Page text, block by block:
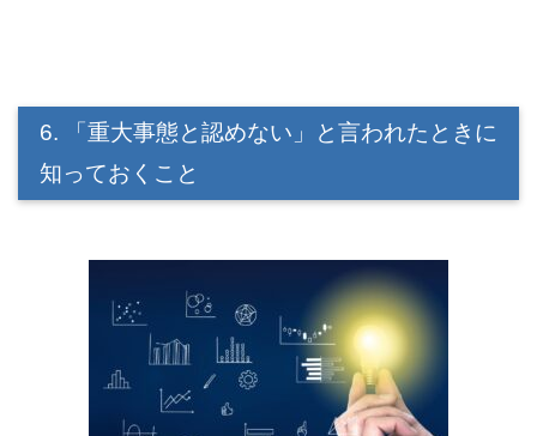
6. 「重大事態と認めない」と言われたときに
知っておくこと